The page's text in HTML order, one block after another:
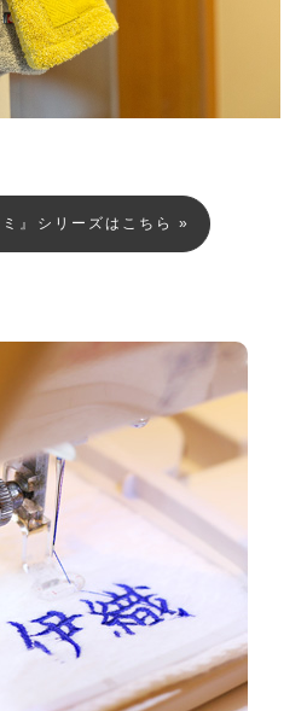
』シリーズはこちら »